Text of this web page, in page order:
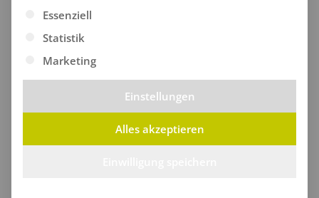
Grammatur:205 g/m²
Pflegehinweis:
Größentabelle
Es folgt eine Liste der Service-Gruppen, für die eine
Essenziell
Statistik
Marketing
Einstellungen
Alles akzeptieren